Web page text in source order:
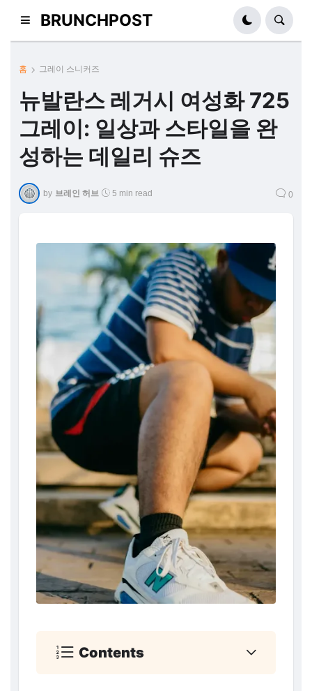
BRUNCHPOST
홈 그레이 스니커즈
뉴발란스 레거시 여성화 725
그레이: 일상과 스타일을 완
성하는 데일리 슈즈
by 브레인 허브 5 min read 0
Contents